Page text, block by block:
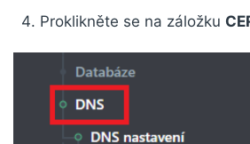
Proklikněte se na záložku